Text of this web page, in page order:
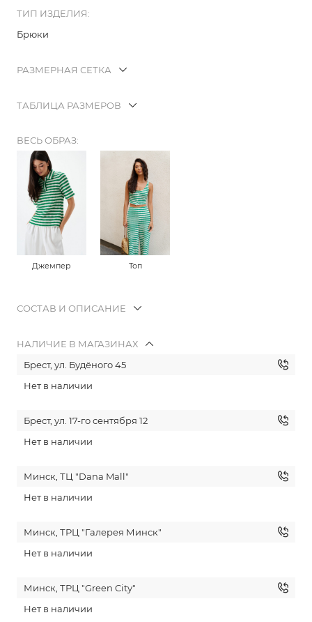
ТИП ИЗДЕЛИЯ:
Брюки
РАЗМЕРНАЯ СЕТКА
ТАБЛИЦА РАЗМЕРОВ
ВЕСЬ ОБРАЗ:
Джемпер Топ
СОСТАВ И ОПИСАНИЕ
НАЛИЧИЕ В МАГАЗИНАХ
Брест, ул. Будёного 45
Нет в наличии
Брест, ул. 17-го сентября 12
Нет в наличии
Минск, ТЦ "Dana Mall"
Нет в наличии
Минск, ТРЦ "Галерея Минск"
Нет в наличии
Минск, ТРЦ "Green City"
Нет в наличии